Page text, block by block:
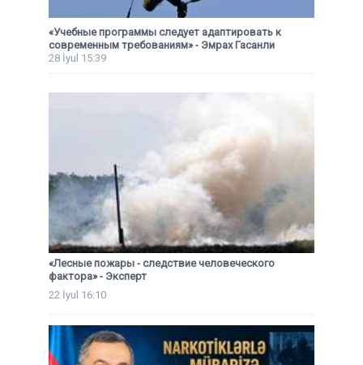
«Учебные программы следует адаптировать к
современным требованиям» - Эмрах Гасанли
28 İyul 15:39
«Лесные пожары - следствие человеческого
фактора» - Эксперт
22 İyul 16:10